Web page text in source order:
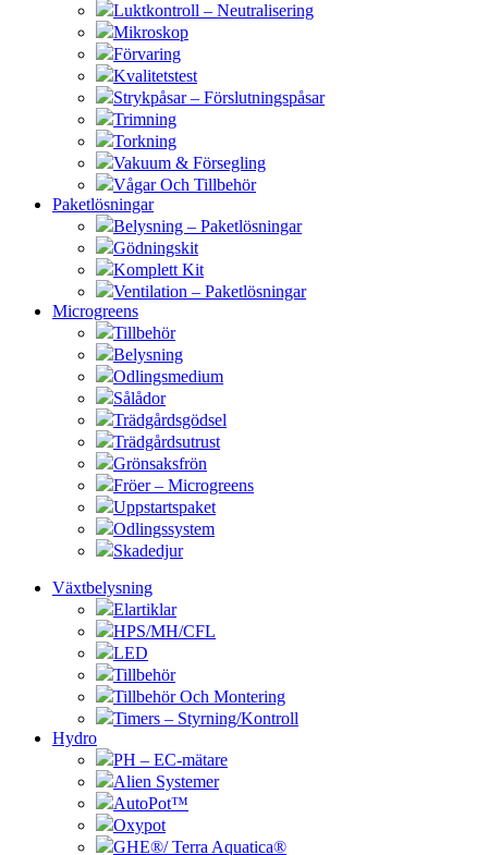
Luktkontroll – Neutralisering
Mikroskop
Förvaring
Kvalitetstest
Strykpåsar – Förslutningspåsar
Trimning
Torkning
Vakuum & Försegling
Vågar Och Tillbehör
Paketlösningar
Belysning – Paketlösningar
Gödningskit
Komplett Kit
Ventilation – Paketlösningar
Microgreens
Tillbehör
Belysning
Odlingsmedium
Sålådor
Trädgårdsgödsel
Trädgårdsutrust
Grönsaksfrön
Fröer – Microgreens
Uppstartspaket
Odlingssystem
Skadedjur
Växtbelysning
Elartiklar
HPS/MH/CFL
LED
Tillbehör
Tillbehör Och Montering
Timers – Styrning/Kontroll
Hydro
PH – EC-mätare
Alien Systemer
AutoPot™
Oxypot
GHE®/ Terra Aquatica®